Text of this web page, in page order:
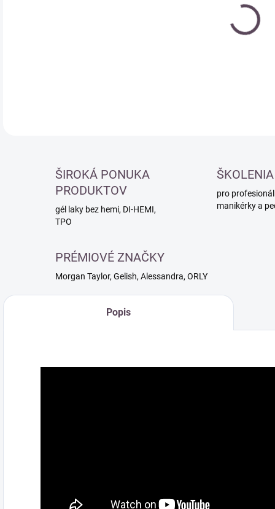
ŠIROKÁ PONUKA
PRODUKTOV
gél laky bez hemi, DI-HEMI,
TPO
ŠKOLENIA
pro
manikérky a
PRÉMIOVÉ ZNAČKY
Morgan Taylor, Gelish, Alessandra, ORLY
Popis